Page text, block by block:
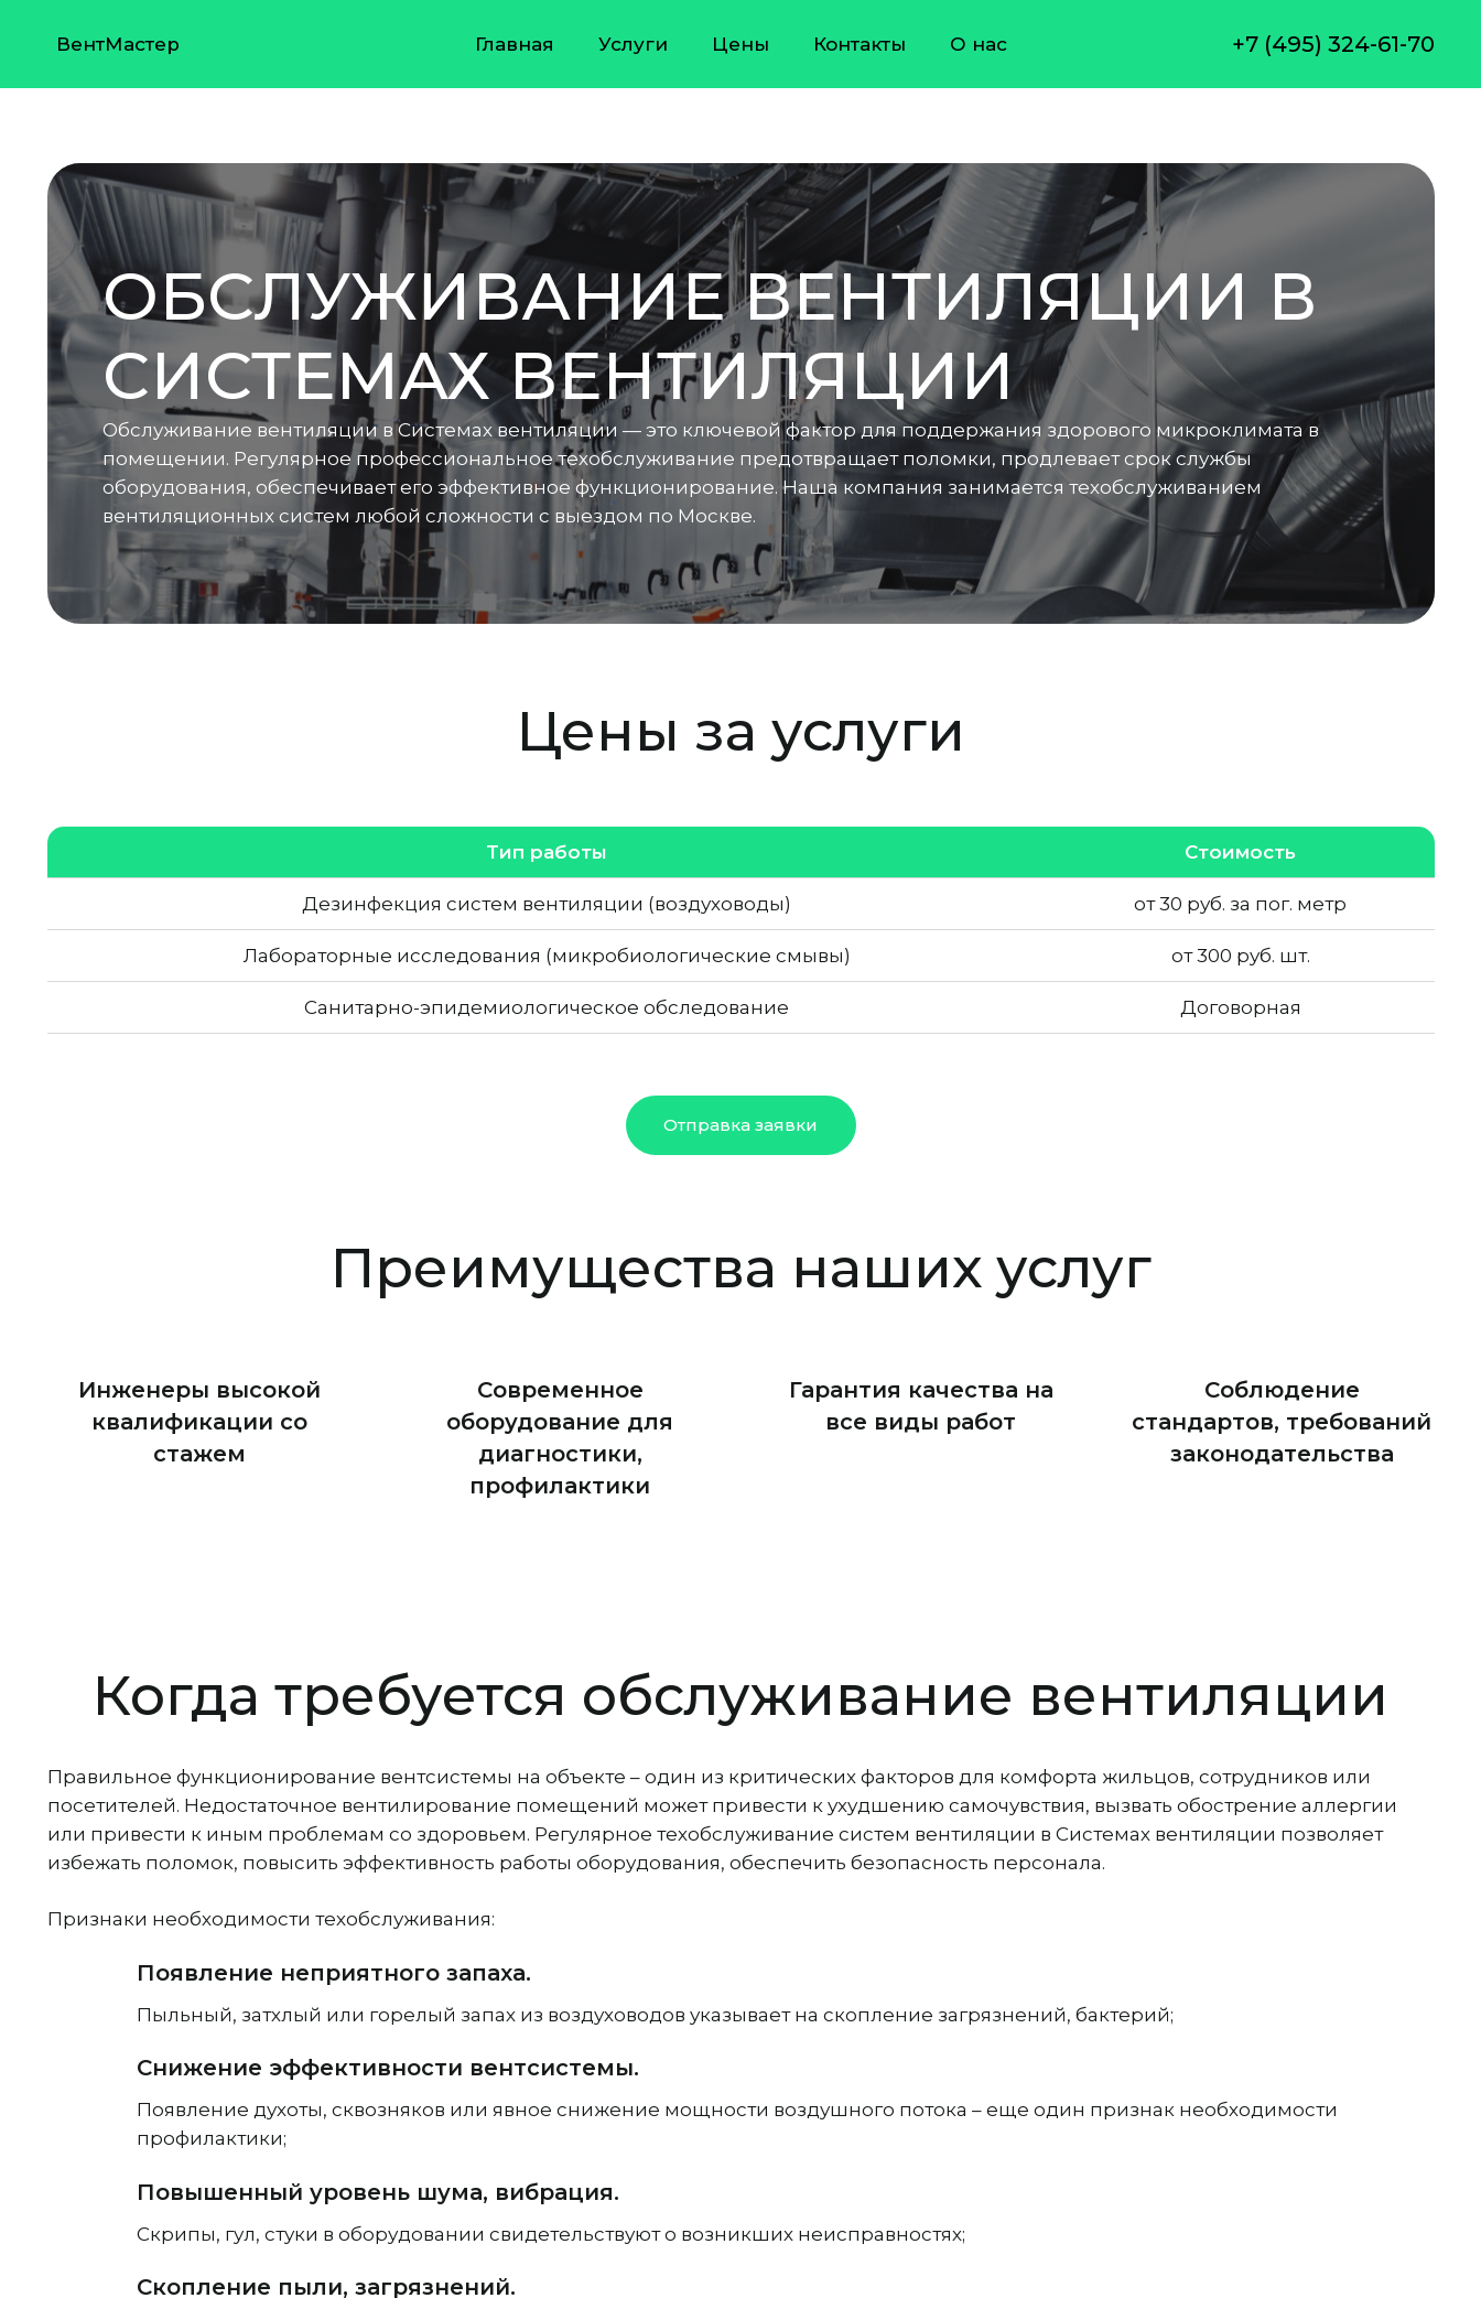
ВентМастер Главная Услуги Цены Контакты О нас +7 (495) 324-61-70
ОБСЛУЖИВАНИЕ ВЕНТИЛЯЦИИ В
СИСТЕМАХ ВЕНТИЛЯЦИИ
Обслуживание вентиляции в Системах вентиляции — это ключевой фактор для поддержания здорового микроклимата в
помещении. Регулярное профессиональное техобслуживание предотвращает поломки, продлевает срок службы
оборудования, обеспечивает его эффективное функционирование. Наша компания занимается техобслуживанием
вентиляционных систем любой сложности с выездом по Москве.
Цены за услуги
Тип работы Стоимость
Дезинфекция систем вентиляции (воздуховоды) от 30 руб. за пог. метр
Лабораторные исследования (микробиологические смывы) от 300 руб. шт.
Санитарно-эпидемиологическое обследование Договорная
Отправка заявки
Преимущества наших услуг
Инженеры высокой
квалификации со
стажем
Современное
оборудование для
диагностики,
профилактики
Гарантия качества на
все виды работ
Соблюдение
стандартов, требований
законодательства
Когда требуется обслуживание вентиляции
Правильное функционирование вентсистемы на объекте – один из критических факторов для комфорта жильцов, сотрудников или
посетителей. Недостаточное вентилирование помещений может привести к ухудшению самочувствия, вызвать обострение аллергии
или привести к иным проблемам со здоровьем. Регулярное техобслуживание систем вентиляции в Системах вентиляции позволяет
избежать поломок, повысить эффективность работы оборудования, обеспечить безопасность персонала.
Признаки необходимости техобслуживания:
Появление неприятного запаха.
Пыльный, затхлый или горелый запах из воздуховодов указывает на скопление загрязнений, бактерий;
Снижение эффективности вентсистемы.
Появление духоты, сквозняков или явное снижение мощности воздушного потока – еще один признак необходимости
профилактики;
Повышенный уровень шума, вибрация.
Скрипы, гул, стуки в оборудовании свидетельствуют о возникших неисправностях;
Скопление пыли, загрязнений.